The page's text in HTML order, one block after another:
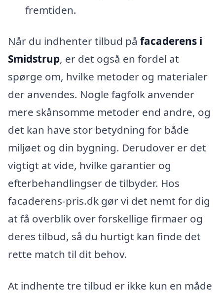
fremtiden.
Når du indhenter tilbud på facaderens i
Smidstrup, er det også en fordel at
spørge om, hvilke metoder og materialer
der anvendes. Nogle fagfolk anvender
mere skånsomme metoder end andre, og
det kan have stor betydning for både
miljøet og din bygning. Derudover er det
vigtigt at vide, hvilke garantier og
efterbehandlingser de tilbyder. Hos
facaderens-pris.dk gør vi det nemt for dig
at få overblik over forskellige firmaer og
deres tilbud, så du hurtigt kan finde det
rette match til dit behov.
At indhente tre tilbud er ikke kun en måde